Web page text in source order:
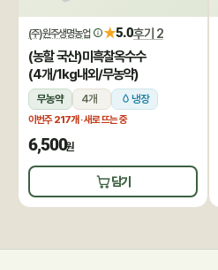
(주)원주생명농업 ★5.0후기 2
(농할 국산)미흑찰옥수수
(4개/1kg내외/무농약)
무농약 4개 냉장
이번주217개 · 새로 뜨는 중
6,500원
담기